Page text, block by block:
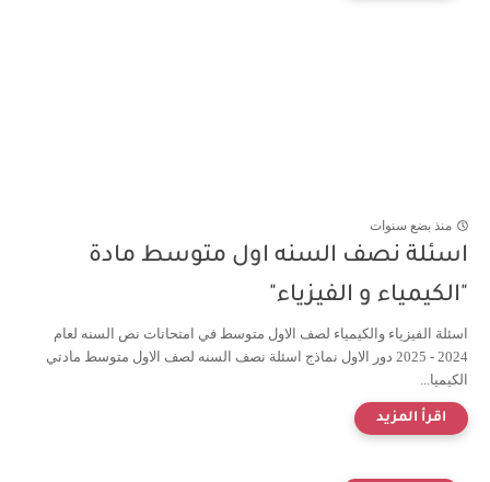
منذ بضع سنوات
اسئلة نصف السنه اول متوسط مادة
"الكيمياء و الفيزياء"
اسئلة الفيزياء والكيمياء لصف الاول متوسط في امتحانات نص السنه لعام
2024 - 2025 دور الاول نماذج اسئلة نصف السنه لصف الاول متوسط مادتي
الكيميا...